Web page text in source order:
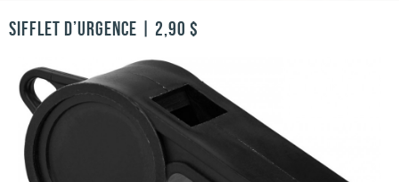
SIFFLET D’URGENCE | 2,90 $